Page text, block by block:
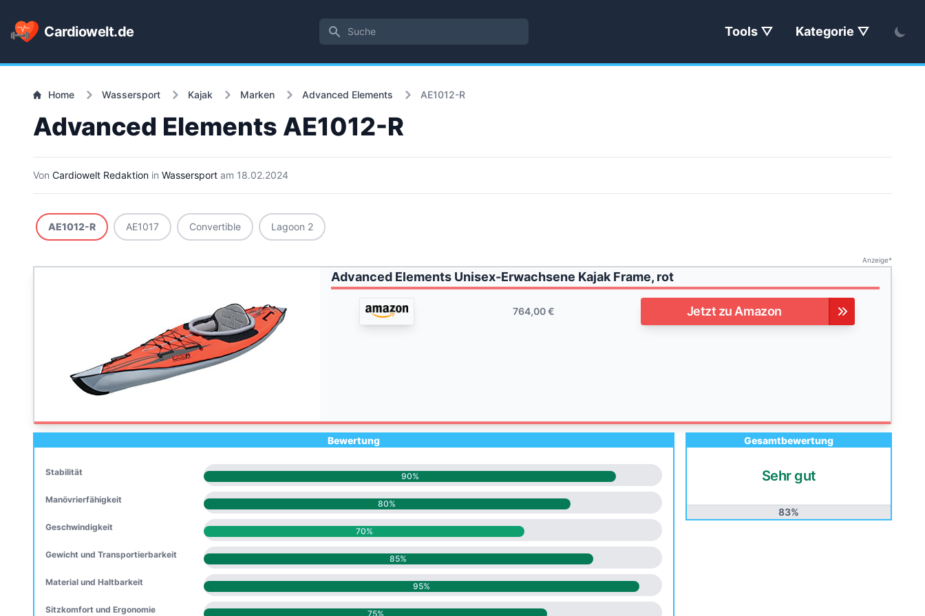
Cardiowelt.de Suche Tools Kategorie
Home Wassersport Kajak Marken Advanced Elements AE1012-R
Advanced Elements AE1012-R
Von Cardiowelt Redaktion in Wassersport am 18.02.2024
AE1012-R AE1017 Convertible Lagoon 2
Anzeige*
Advanced Elements Unisex-Erwachsene Kajak Frame, rot
764,00 € Jetzt zu Amazon
Bewertung
Stabilität 90%
Manövrierfähigkeit 80%
Geschwindigkeit 70%
Gewicht und Transportierbarkeit 85%
Material und Haltbarkeit 95%
Sitzkomfort und Ergonomie 75%
Gesamtbewertung
Sehr gut
83%